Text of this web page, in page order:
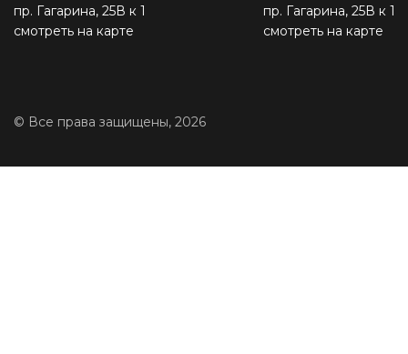
пр. Гагарина, 25В к 1
смотреть на карте
пр. Гагарина, 25В к 1
смотреть на карте
© Все права защищены, 2026